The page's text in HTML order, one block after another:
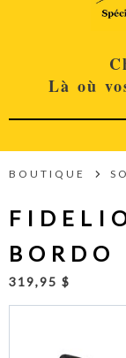
Là où
BOUTIQUE
BORDO
319,95 $